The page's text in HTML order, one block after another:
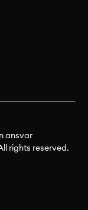
ansvar
rights reserved.